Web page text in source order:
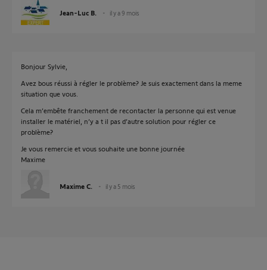
Jean-Luc B. il y a 9 mois
Bonjour Sylvie,
Avez bous réussi à régler le problème? Je suis exactement dans la meme
situation que vous.
Cela m’embête franchement de recontacter la personne qui est venue
installer le matériel, n’y a t il pas d’autre solution pour régler ce
problème?
Je vous remercie et vous souhaite une bonne journée
Maxime
Maxime C. il y a 5 mois